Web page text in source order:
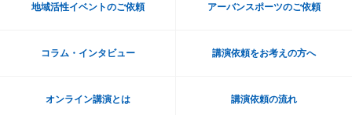
地域活性イベントのご依頼 アーバンスポーツのご依頼
コラム・インタビュー 講演依頼をお考えの方へ
オンライン講演とは 講演依頼の流れ